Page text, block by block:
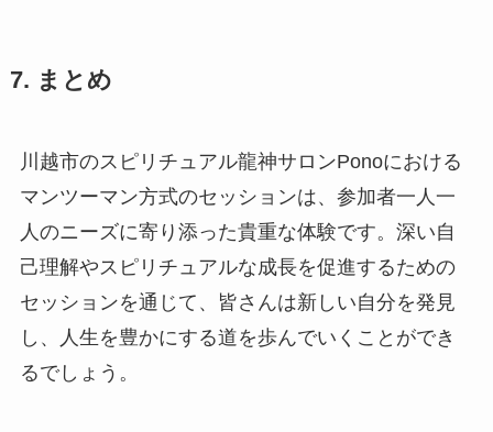
7. まとめ
川越市のスピリチュアル龍神サロンPonoにおける
マンツーマン方式のセッションは、参加者一人一
人のニーズに寄り添った貴重な体験です。深い自
己理解やスピリチュアルな成長を促進するための
セッションを通じて、皆さんは新しい自分を発見
し、人生を豊かにする道を歩んでいくことができ
るでしょう。